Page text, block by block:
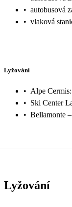
• autobusová
• vlaková
Lyžování
• Alpe
• Ski Center
• Bellamonte
Lyžování